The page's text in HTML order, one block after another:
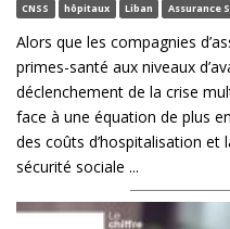
CNSS hôpitaux Liban Assurance
Alors que les compagnies
primes-santé aux niveaux
déclenchement de la crise
face à une équation de plus
des coûts d’hospitalisation et
sécurité sociale ...